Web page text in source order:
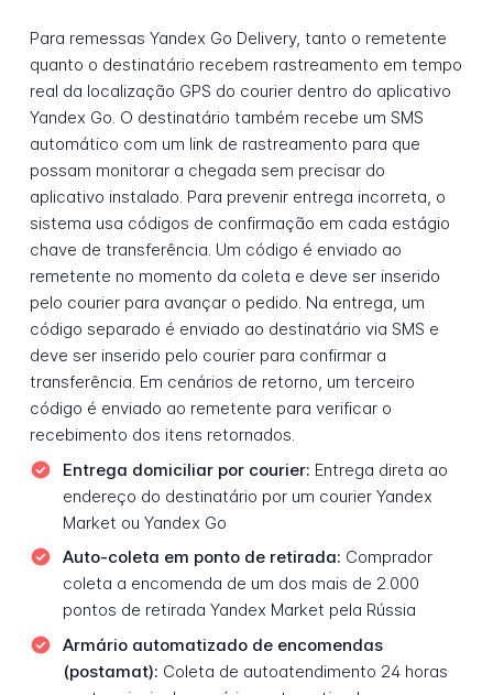
Para remessas Yandex Go Delivery, tanto o remetente
quanto o destinatário recebem rastreamento em tempo
real da localização GPS do courier dentro do aplicativo
Yandex Go. O destinatário também recebe um SMS
automático com um link de rastreamento para que
possam monitorar a chegada sem precisar do
aplicativo instalado. Para prevenir entrega incorreta, o
sistema usa códigos de confirmação em cada estágio
chave de transferência. Um código é enviado ao
remetente no momento da coleta e deve ser inserido
pelo courier para avançar o pedido. Na entrega, um
código separado é enviado ao destinatário via SMS e
deve ser inserido pelo courier para confirmar a
transferência. Em cenários de retorno, um terceiro
código é enviado ao remetente para verificar o
recebimento dos itens retornados.
Entrega domiciliar por courier: Entrega direta ao
endereço do destinatário por um courier Yandex
Market ou Yandex Go
Auto-coleta em ponto de retirada: Comprador
coleta a encomenda de um dos mais de 2.000
pontos de retirada Yandex Market pela Rússia
Armário automatizado de encomendas
(postamat): Coleta de autoatendimento 24 horas